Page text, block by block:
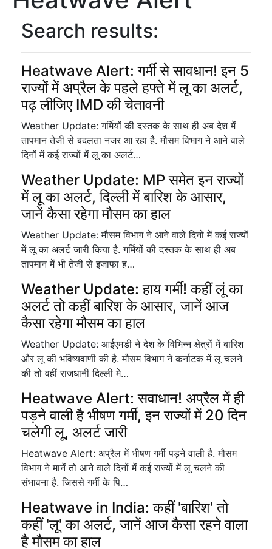
Search results:
Heatwave Alert: गर्मी से सावधान! इन 5
राज्यों में अप्रैल के पहले हफ्ते में लू का अलर्ट,
पढ़ लीजिए IMD की चेतावनी
Weather Update: गर्मियों की दस्तक के साथ ही अब देश में
तापमान तेजी से बदलता नजर आ रहा है. मौसम विभाग ने आने वाले
दिनों में कई राज्यों में लू का अलर्ट…
Weather Update: MP समेत इन राज्यों
में लू का अलर्ट, दिल्ली में बारिश के आसार,
जानें कैसा रहेगा मौसम का हाल
Weather Update: मौसम विभाग ने आने वाले दिनों में कई राज्यों
में लू का अलर्ट जारी किया है. गर्मियों की दस्तक के साथ ही अब
तापमान में भी तेजी से इजाफा ह…
Weather Update: हाय गर्मी! कहीं लूं का
अलर्ट तो कहीं बारिश के आसार, जानें आज
कैसा रहेगा मौसम का हाल
Weather Update: आईएमडी ने देश के विभिन्न क्षेत्रों में बारिश
और लू की भविष्यवाणी की है. मौसम विभाग ने कर्नाटक में लू चलने
की तो वहीं राजधानी दिल्ली मे…
Heatwave Alert: सवाधान! अप्रैल में ही
पड़ने वाली है भीषण गर्मी, इन राज्यों में 20 दिन
चलेगी लू, अलर्ट जारी
Heatwave Alert: अप्रैल में भीषण गर्मी पड़ने वाली है. मौसम
विभाग ने मानें तो आने वाले दिनों में कई राज्यों में लू चलने की
संभावना है. जिससे गर्मी के पि…
Heatwave in India: कहीं 'बारिश' तो
कहीं 'लू' का अलर्ट, जानें आज कैसा रहने वाला
है मौसम का हाल